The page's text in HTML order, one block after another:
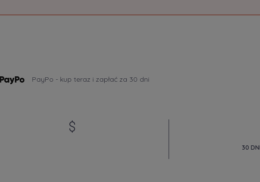
PayPo - kup teraz i zapłać za 30 dni
30